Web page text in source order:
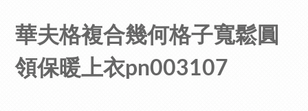
華夫格複合幾何格子寬鬆圓
領保暖上衣pn003107